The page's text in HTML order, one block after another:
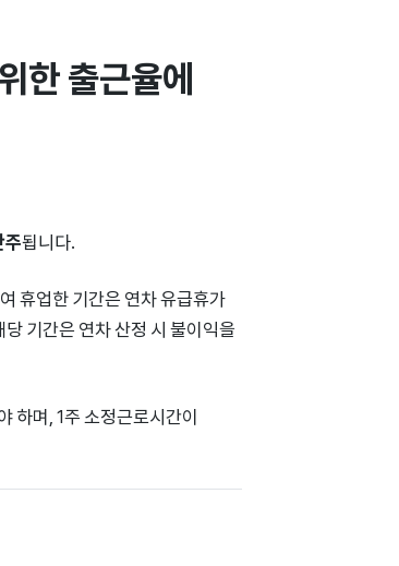
한 출근율에
주됩니다.
휴업한 기간은 연차 유급휴가
기간은 연차 산정 시 불이익을
하며, 1주 소정근로시간이